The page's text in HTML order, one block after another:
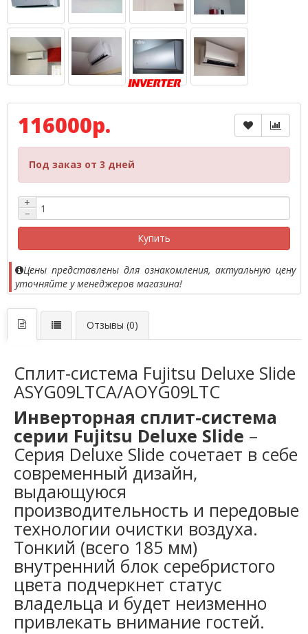
116000р.
Под заказ от 3 дней
+
−
Купить
Цены представлены для ознакомления, актуальную цену
уточняйте у менеджеров магазина!
Отзывы (0)
Сплит-система Fujitsu Deluxe Slide
ASYG09LTCA/AOYG09LTC
Инверторная сплит-система
серии Fujitsu Deluxe Slide –
Серия Deluxe Slide сочетает в себе
современный дизайн,
выдающуюся
производительность и передовые
технологии очистки воздуха.
Тонкий (всего 185 мм)
внутренний блок серебристого
цвета подчеркнет статус
владельца и будет неизменно
привлекать внимание гостей.